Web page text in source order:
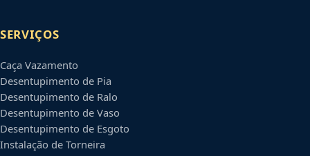
SERVIÇOS
Caça Vazamento
Desentupimento de Pia
Desentupimento de Ralo
Desentupimento de Vaso
Desentupimento de Esgoto
Instalação de Torneira